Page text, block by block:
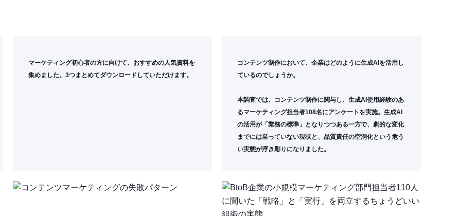
マーケティング初心者の方に向けて、おすすめの人気資料を
集めました。3つまとめてダウンロードしていただけます。
コンテンツ制作において、企業はどのように生成AIを活用し
ているのでしょうか。
本調査では、コンテンツ制作に関与し、生成AI使用経験のあ
るマーケティング担当者108名にアンケートを実施。生成AI
の活用が「業務の標準」となりつつある一方で、劇的な変化
までには至っていない現状と、品質責任の空洞化という危う
い実態が浮き彫りになりました。